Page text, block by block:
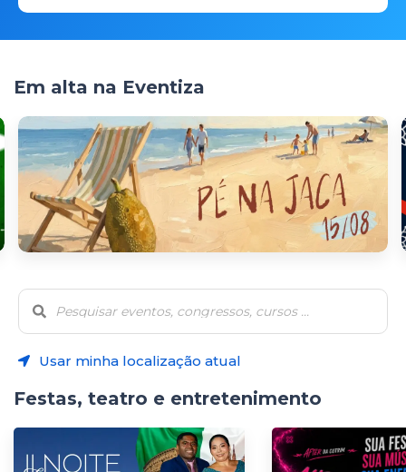
Em alta na Eventiza
Usar minha localização atual
Festas, teatro e entretenimento